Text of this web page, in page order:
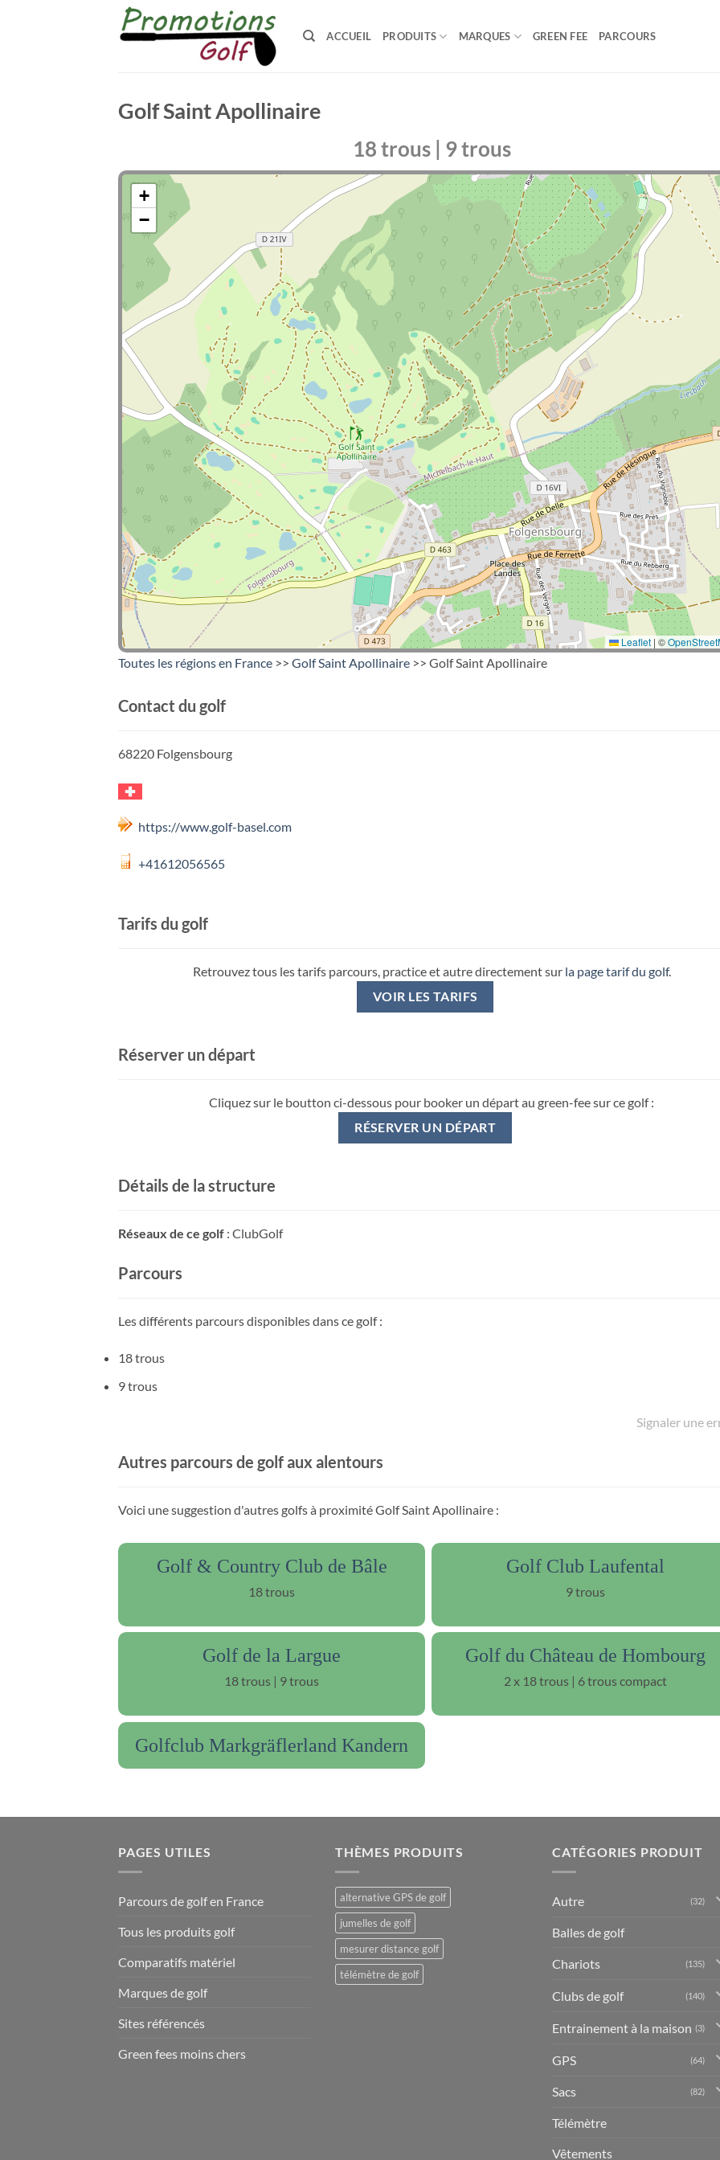
ACCUEIL PRODUITS MARQUES GREEN FEE PARCOURS
Golf Saint Apollinaire
18 trous | 9 trous
+
−
Leaflet | ©
Toutes les régions en France >> Golf Saint Apollinaire >> Golf Saint Apollinaire
Contact du golf
68220 Folgensbourg
https://www.golf-basel.com
+41612056565
Tarifs du golf
Retrouvez tous les tarifs parcours, practice et autre directement sur la page tarif du golf.
VOIR LES TARIFS
Réserver un départ
Cliquez sur le boutton ci-dessous pour booker un départ au green-fee sur ce golf :
RÉSERVER UN DÉPART
Détails de la structure
Réseaux de ce golf : ClubGolf
Parcours
Les différents parcours disponibles dans ce golf :
18 trous
9 trous
Signaler une
Autres parcours de golf aux alentours
Voici une suggestion d'autres golfs à proximité Golf Saint Apollinaire :
Golf & Country Club de Bâle
18 trous
Golf Club Laufental
9 trous
Golf de la Largue
18 trous | 9 trous
Golf du Château de Hombourg
2 x 18 trous | 6 trous compact
Golfclub Markgräflerland Kandern
PAGES UTILES
Parcours de golf en France
Tous les produits golf
Comparatifs matériel
Marques de golf
Sites référencés
Green fees moins chers
THÈMES PRODUITS
alternative GPS de golf
jumelles de golf
mesurer distance golf
télémètre de golf
CATÉGORIES PRODUIT
Autre (32)
Balles de golf
Chariots (135)
Clubs de golf (140)
Entrainement à la maison (3)
GPS (64)
Sacs (82)
Télémètre
Vêtements